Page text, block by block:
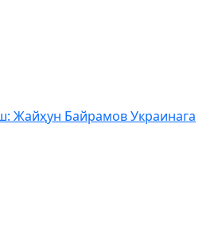
Жайҳун Байрамов Украинага